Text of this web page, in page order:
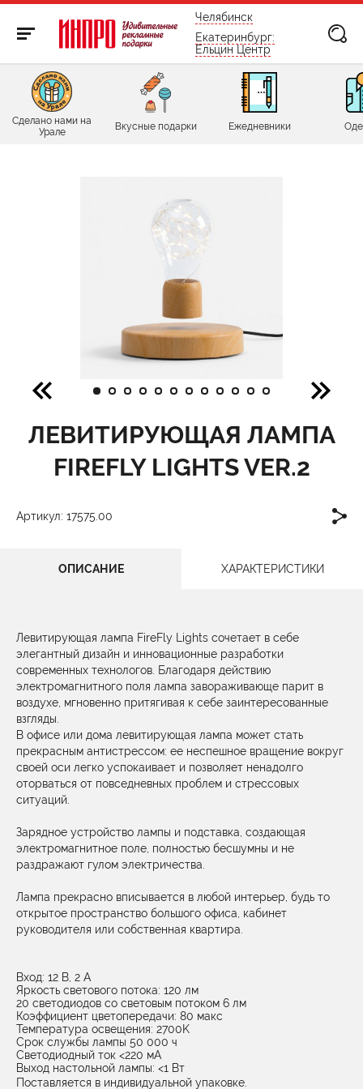
бесплатно по России
Челябинск
Екатеринбург:
Ельцин Центр
Сделано нами на
Урале
Вкусные подарки Ежедневники
ЛЕВИТИРУЮЩАЯ ЛАМПА
FIREFLY LIGHTS VER.2
Артикул: 17575.00
ОПИСАНИЕ ХАРАКТЕРИСТИКИ
Левитирующая лампа FireFly Lights сочетает в себе
элегантный дизайн и инновационные разработки
современных технологов. Благодаря действию
электромагнитного поля лампа завораживающе парит в
воздухе, мгновенно притягивая к себе заинтересованные
взгляды.
В офисе или дома левитирующая лампа может стать
прекрасным антистрессом: ее неспешное вращение вокруг
своей оси легко успокаивает и позволяет ненадолго
оторваться от повседневных проблем и стрессовых
ситуаций.
Зарядное устройство лампы и подставка, создающая
электромагнитное поле, полностью бесшумны и не
раздражают гулом электричества.
Лампа прекрасно вписывается в любой интерьер, будь то
открытое пространство большого офиса, кабинет
руководителя или собственная квартира.
Вход: 12 В, 2 A
Яркость светового потока: 120 лм
20 светодиодов со световым потоком 6 лм
Коэффициент цветопередачи: 80 макс
Температура освещения: 2700K
Срок службы лампы 50 000 ч
Светодиодный ток <220 мА
Выход настольной лампы: <1 Вт
Поставляется в индивидуальной упаковке.